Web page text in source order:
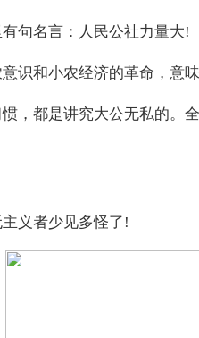
名言：人民公社力量大!
和小农经济的革命，意味
都是讲究大公无私的。
义者少见多怪了!